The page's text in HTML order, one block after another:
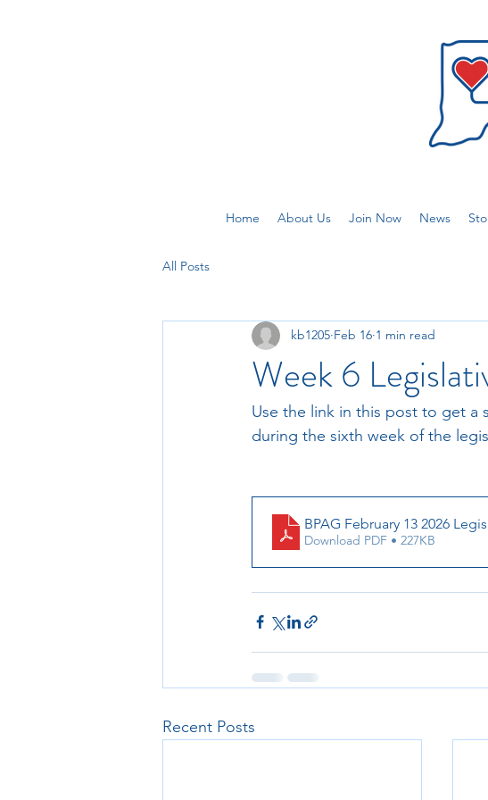
Home About Us Join Now News
All Posts
Week 6
kb1205 Feb 16 1 min read
Use the link in this post to get a
during the sixth week of the
BPAG February 13 2026
Download PDF • 227KB
Recent Posts